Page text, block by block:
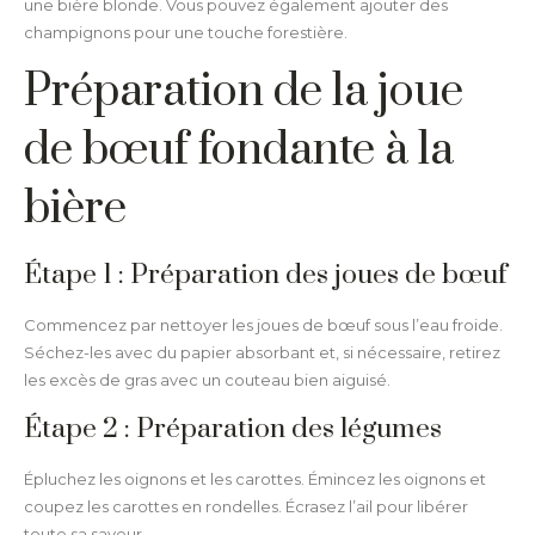
une bière blonde. Vous pouvez également ajouter des
champignons pour une touche forestière.
Préparation de la joue
de bœuf fondante à la
bière
Étape 1 : Préparation des joues de bœuf
Commencez par nettoyer les joues de bœuf sous l’eau froide.
Séchez-les avec du papier absorbant et, si nécessaire, retirez
les excès de gras avec un couteau bien aiguisé.
Étape 2 : Préparation des légumes
Épluchez les oignons et les carottes. Émincez les oignons et
coupez les carottes en rondelles. Écrasez l’ail pour libérer